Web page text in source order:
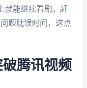
就能继续看剧。赶
题耽误时间，这点
腾讯视频